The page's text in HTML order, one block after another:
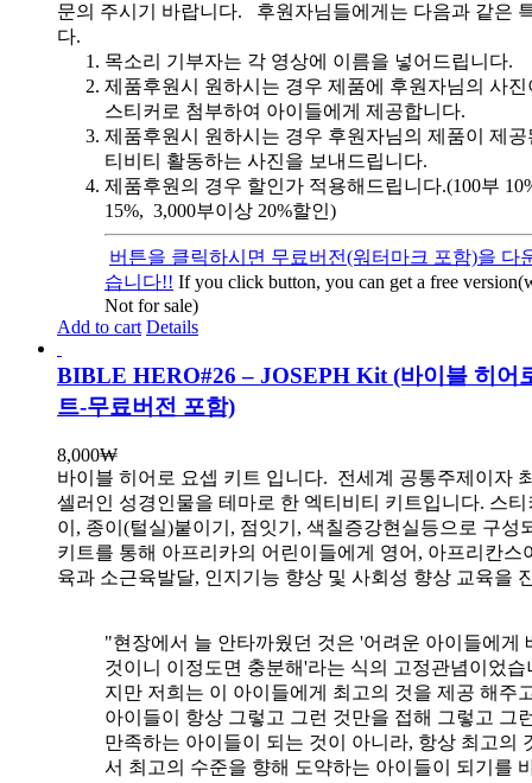
문의 주시기 바랍니다. 후원자님들에게는 다음과 같은
다.
목소리 기부자는 각 영상에 이름을 넣어드립니다.
제품후원시 원하시는 경우 제품에 후원자님의 사
스티커로 첨부하여 아이들에게 제공합니다.
제품후원시 원하시는 경우 후원자님의 제품이 제
티비티 활동하는 사진을 보내드립니다.
제품후원의 경우 할인가 적용해드립니다.(100부
15%, 3,000부이상 20%할인)
버튼을 클릭하시면 무료버전(워터마크 포함)을 다
습니다!! If you click button, you can get a free
Not for sale)
Add to cart Details
BIBLE HERO#26 – JOSEPH Kit (바이블 히어
트-무료버전 포함)
8,000₩
바이블 히어로 요셉 키트 입니다. 전세계 공통주제이자
셀러인 성경인물을 테마로 한 엑티비티 키트입니다. 스
이, 종이(털실)붙이기, 점잇기, 색칠증강현실등으로 구성
키트를 통해 아프리카의 어린이들에게 영어, 아프리칸스
육과 소근육발달, 인지기능 향상 및 사회성 향상 교육을
"현장에서 늘 안타까웠던 것은 '어려운 아이들에게
것이니 이정도면 충분해'라는 식의 고정관념이었습
지만 저희는 이 아이들에게 최고의 것을 제공 해주
아이들이 항상 그렇고 그런 것만을 접해 그렇고 그
만족하는 아이들이 되는 것이 아니라, 항상 최고의
서 최고의 수준을 향해 도약하는 아이들이 되기를